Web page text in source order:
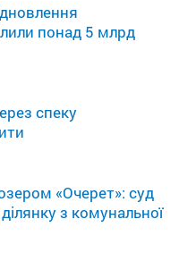
понад 5 млрд
спеку
«Очерет»: суд
з комунальної